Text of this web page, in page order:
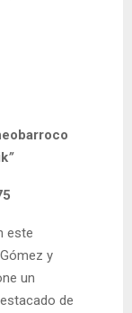
”
este
y
un
de